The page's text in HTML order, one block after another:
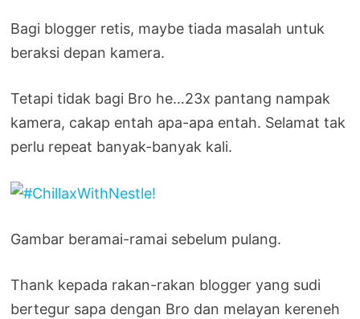
Bagi blogger retis, maybe tiada masalah untuk
beraksi depan kamera.
Tetapi tidak bagi Bro he…23x pantang nampak
kamera, cakap entah apa-apa entah. Selamat tak
perlu repeat banyak-banyak kali.
Gambar beramai-ramai sebelum pulang.
Thank kepada rakan-rakan blogger yang sudi
bertegur sapa dengan Bro dan melayan kereneh